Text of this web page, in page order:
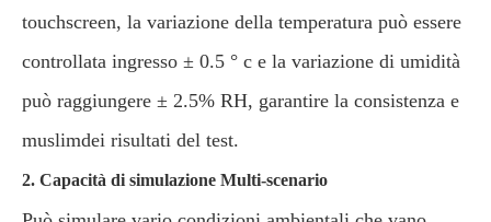
touchscreen, la variazione della temperatura può essere
controllata ingresso ± 0.5 ° c e la variazione di umidità
può raggiungere ± 2.5% RH, garantire la consistenza e
muslimdei risultati del test.
2. Capacità di simulazione Multi-scenario